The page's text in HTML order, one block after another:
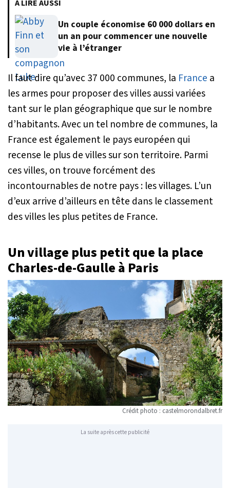
À LIRE AUSSI
Un couple économise 60 000 dollars en
un an pour commencer une nouvelle
vie à l’étranger
Il faut dire qu’avec 37 000 communes, la France a
les armes pour proposer des villes aussi variées
tant sur le plan géographique que sur le nombre
d’habitants. Avec un tel nombre de communes, la
France est également le pays européen qui
recense le plus de villes sur son territoire. Parmi
ces villes, on trouve forcément des
incontournables de notre pays : les villages. L’un
d’eux arrive d’ailleurs en tête dans le classement
des villes les plus petites de France.
Un village plus petit que la place
Charles-de-Gaulle à Paris
Crédit photo : castelmorondalbret.fr
La suite après cette publicité